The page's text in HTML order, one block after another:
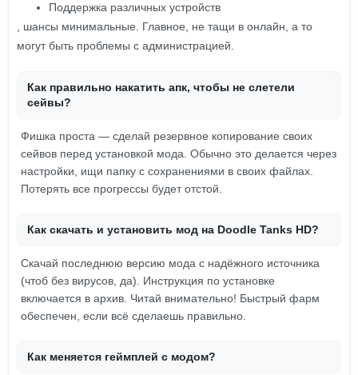
Поддержка различных устройств
, шансы минимальные. Главное, не тащи в онлайн, а то
могут быть проблемы с администрацией.
Как правильно накатить апк, чтобы не слетели
сейвы?
Фишка проста — сделай резервное копирование своих
сейвов перед установкой мода. Обычно это делается через
настройки, ищи папку с сохранениями в своих файлах.
Потерять все прогрессы будет отстой.
Как скачать и установить мод на Doodle Tanks HD?
Скачай последнюю версию мода с надёжного источника
(чтоб без вирусов, да). Инструкция по установке
включается в архив. Читай внимательно! Быстрый фарм
обеспечен, если всё сделаешь правильно.
Как меняется геймплей с модом?